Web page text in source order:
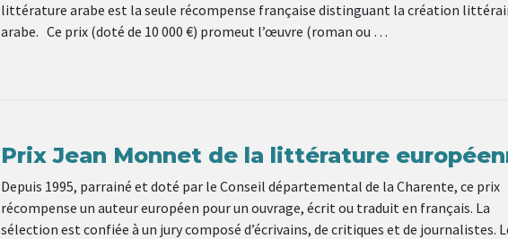
littérature arabe est la seule récompense française distinguant la création
arabe. Ce prix (doté de 10 000 €) promeut l’œuvre (roman ou …
Prix Jean Monnet de la littérature
Depuis 1995, parrainé et doté par le Conseil départemental de la Charente, ce prix
récompense un auteur européen pour un ouvrage, écrit ou traduit en français. La
sélection est confiée à un jury composé d’écrivains, de critiques et de journalistes.